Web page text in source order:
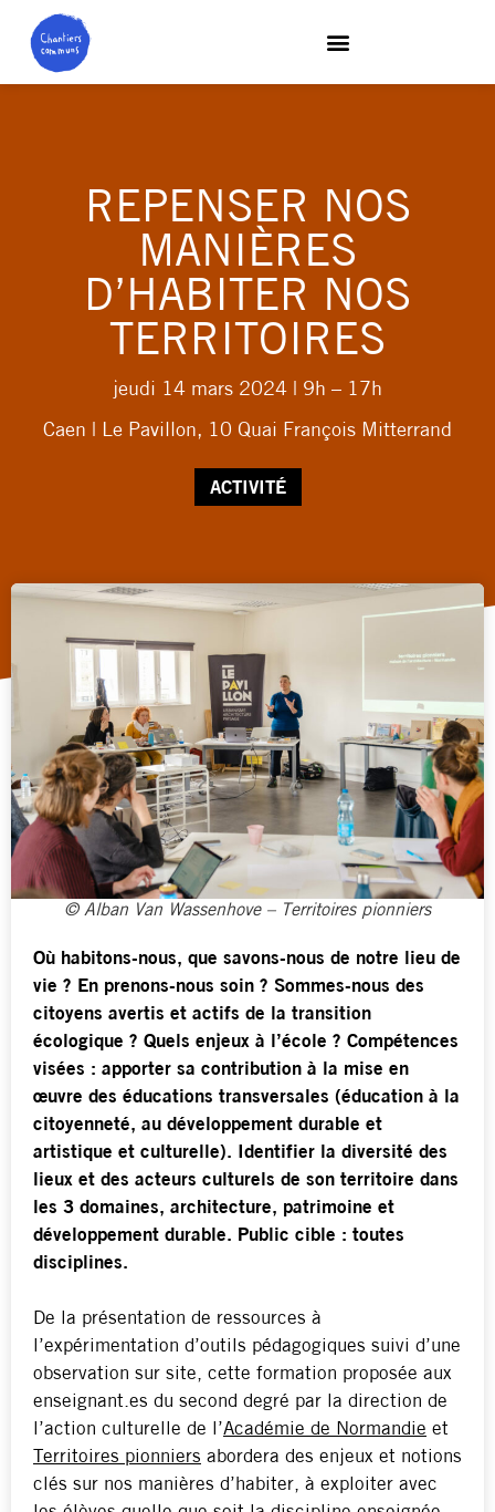
REPENSER NOS
MANIÈRES
D’HABITER NOS
TERRITOIRES
jeudi 14 mars 2024 | 9h – 17h
Caen | Le Pavillon, 10 Quai François Mitterrand
ACTIVITÉ
© Alban Van Wassenhove – Territoires pionniers
Où habitons-nous, que savons-nous de notre lieu de
vie ? En prenons-nous soin ? Sommes-nous des
citoyens avertis et actifs de la transition
écologique ? Quels enjeux à l’école ? Compétences
visées : apporter sa contribution à la mise en
œuvre des éducations transversales (éducation à la
citoyenneté, au développement durable et
artistique et culturelle). Identifier la diversité des
lieux et des acteurs culturels de son territoire dans
les 3 domaines, architecture, patrimoine et
développement durable. Public cible : toutes
disciplines.
De la présentation de ressources à
l’expérimentation d’outils pédagogiques suivi d’une
observation sur site, cette formation proposée aux
enseignant.es du second degré par la direction de
l’action culturelle de l’Académie de Normandie et
Territoires pionniers abordera des enjeux et notions
clés sur nos manières d’habiter, à exploiter avec